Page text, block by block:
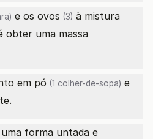
e os ovos (3) à mistura
obter uma massa
em pó (1 colher-de-sopa) e
uma forma untada e